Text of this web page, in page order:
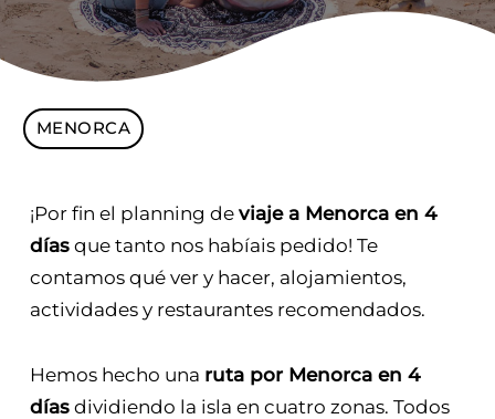
MENORCA
¡Por fin el planning de viaje a Menorca en 4
díasque tanto nos habíais pedido! Te
contamos qué ver y hacer, alojamientos,
actividades y restaurantes recomendados.
Hemos hecho una ruta por Menorca en 4
díasdividiendo la isla en cuatro zonas. Todos